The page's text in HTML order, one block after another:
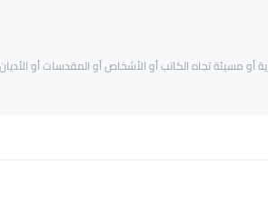
أو مسيئة تجاه الكاتب أو الأشخاص أو المقدسات أو